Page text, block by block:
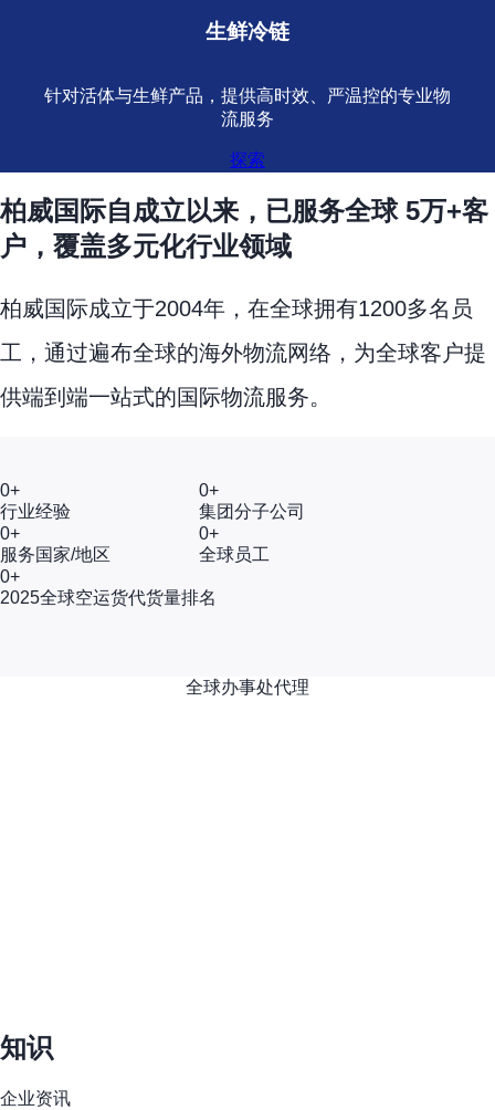
生鲜冷链
针对活体与生鲜产品，提供高时效、严温控的专业物
流服务
探索
柏威国际自成立以来，已服务全球 5万+客
户，覆盖多元化行业领域
柏威国际成立于2004年，在全球拥有1200多名员
工，通过遍布全球的海外物流网络，为全球客户提
供端到端一站式的国际物流服务。
0+
行业经验
0+
集团分子公司
0+
服务国家/地区
0+
全球员工
0+
2025全球空运货代货量排名
全球办事处代理
知识
企业资讯